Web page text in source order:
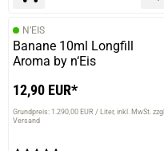
N’EIS
Banane 10ml Longfill
Aroma by n‘Eis
12,90 EUR*
Grundpreis: 1.290,00 EUR / Liter inkl. MwSt. zzgl.
Versand